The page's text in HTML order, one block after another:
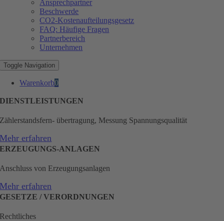
Ansprechpartner
Beschwerde
CO2-Kostenaufteilungsgesetz
FAQ: Häufige Fragen
Partnerbereich
Unternehmen
Toggle Navigation
Warenkorb0
DIENSTLEISTUNGEN
Zählerstandsfern- übertragung, Messung Spannungsqualität
Mehr erfahren
ERZEUGUNGS-ANLAGEN
Anschluss von Erzeugungsanlagen
Mehr erfahren
GESETZE / VERORDNUNGEN
Rechtliches